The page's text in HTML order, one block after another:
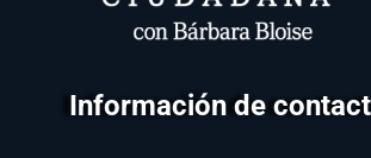
Información de